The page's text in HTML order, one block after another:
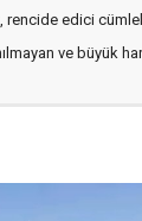
rencide edici
ve büyük